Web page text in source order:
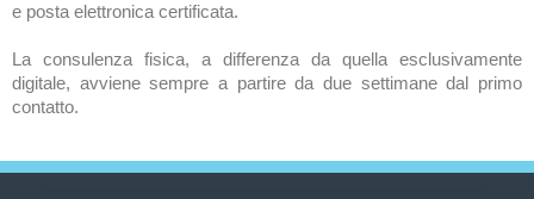
e posta elettronica certificata.
La consulenza fisica, a differenza da quella esclusivamente
digitale, avviene sempre a partire da due settimane dal primo
contatto.